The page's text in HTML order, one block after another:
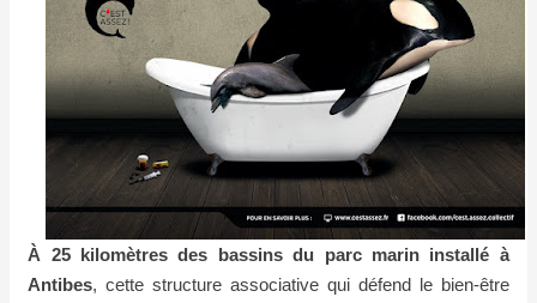
À 25 kilomètres des bassins du parc marin installé à
Antibes, cette structure associative qui défend le bien-être